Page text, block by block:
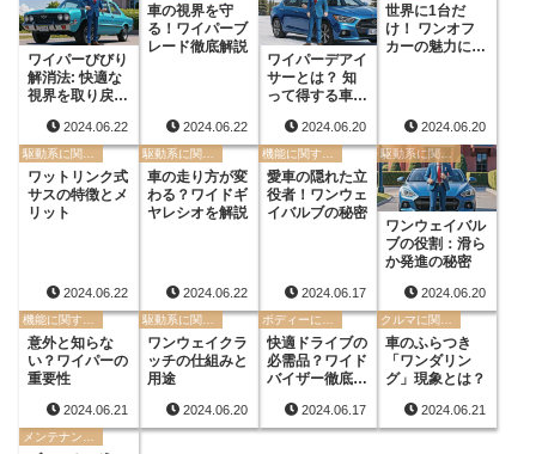
ワイパーびびり
解消法: 快適な
視界を取り戻そ
2024.06.22
車の視界を守
る！ワイパーブ
レード徹底解説
2024.06.22
ワイパーデアイ
サーとは？ 知
って得する車の
2024.06.20
世界に1台だ
け！ ワンオフ
カーの魅力に迫
2024.06.20
ワットリンク式
サスの特徴とメ
リット
2024.06.22
車の走り方が変
わる？ワイドギ
ヤレシオを解説
2024.06.22
機能に関する用語
愛車の隠れた立
役者！ワンウェ
イバルブの秘密
2024.06.17
ワンウェイバル
ブの役割：滑ら
か発進の秘密
2024.06.20
機能に関する用語
意外と知らな
い？ワイパーの
重要性
2024.06.21
駆動系に関する用語
ワンウェイクラ
ッチの仕組みと
用途
2024.06.20
ボディーに関する用語
快適ドライブの
必需品？ワイド
バイザー徹底解
2024.06.17
クルマに関する色々な状況
車のふらつき
「ワンダリン
グ」現象とは？
2024.06.21
メンテナンスに関する用語